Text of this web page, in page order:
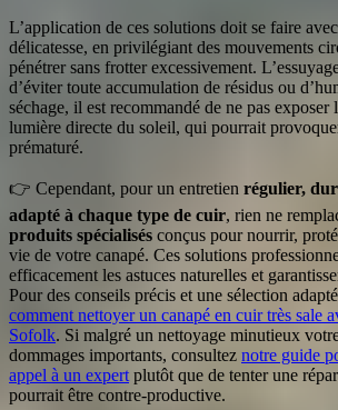
L’application de ces solutions doit se faire
délicatesse, en privilégiant des mouvements
pénétrer sans frotter excessivement.
d’éviter toute accumulation de résidus ou
séchage, il est recommandé de ne pas exposer
lumière directe du soleil, qui pourrait
prématuré.
👉 Cependant, pour un entretien régulier,
adapté à chaque type de cuir, rien ne
produits spécialisés conçus pour nourrir,
vie de votre canapé. Ces solutions
efficacement les astuces naturelles et
Pour des conseils précis et une sélection
comment nettoyer un canapé en cuir très sale
Sofolk. Si malgré un nettoyage minutieux
dommages importants, consultez notre guide
appel à un expert plutôt que de tenter une
pourrait être contre-productive.